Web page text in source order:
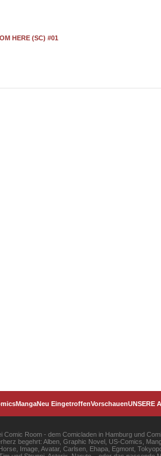
HERE (SC) #01
MangaNeu EingetroffenVorschauenUNSERE
Comic Room - dem Comicladen in Hamburg und
begehrt: Alben, Graphic Novel, US-Comics,
Image, Avatar, Carlsen, Ehapa, Egmont,